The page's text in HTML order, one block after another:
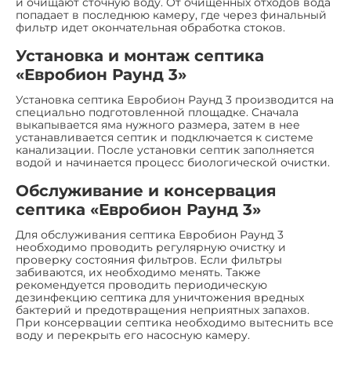
попадает в последнюю камеру, где через финальный
фильтр идет окончательная обработка стоков.
Установка и монтаж септика
«Евробион Раунд 3»
Установка септика Евробион Раунд 3 производится на
специально подготовленной площадке. Сначала
выкапывается яма нужного размера, затем в нее
устанавливается септик и подключается к системе
канализации. После установки септик заполняется
водой и начинается процесс биологической очистки.
Обслуживание и консервация
септика «Евробион Раунд 3»
Для обслуживания септика Евробион Раунд 3
необходимо проводить регулярную очистку и
проверку состояния фильтров. Если фильтры
забиваются, их необходимо менять. Также
рекомендуется проводить периодическую
дезинфекцию септика для уничтожения вредных
бактерий и предотвращения неприятных запахов.
При консервации септика необходимо вытеснить все
воду и перекрыть его насосную камеру.